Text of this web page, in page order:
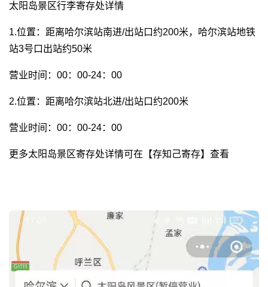
太阳岛景区行李寄存处详情
1.位置：距离哈尔滨站南进/出站口约200米，哈尔滨站地铁
站3号口出站约50米
营业时间：00：00-24：00
2.位置：距离哈尔滨站北进/出站口约200米
营业时间：00：00-24：00
更多太阳岛景区寄存处详情可在【存知己寄存】查看